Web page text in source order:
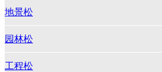
地景松
园林松
工程松